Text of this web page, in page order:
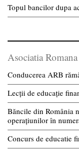
Topul bancilor dupa
Asociatia
Conducerea ARB
Lecții de educație
Băncile din România
operațiunilor în
Concurs de educatie